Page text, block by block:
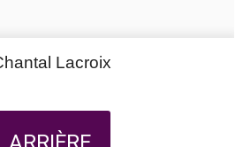
Lacroix